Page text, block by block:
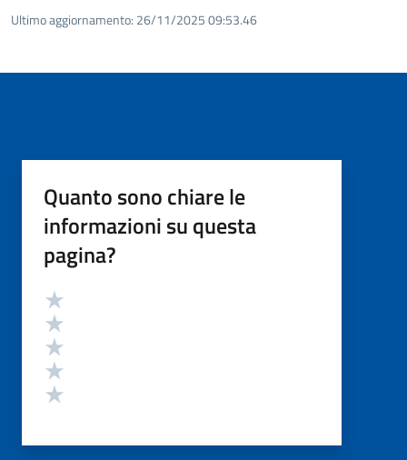
Ultimo aggiornamento: 26/11/2025 09:53.46
Quanto sono chiare le
informazioni su questa
pagina?
Valutazione